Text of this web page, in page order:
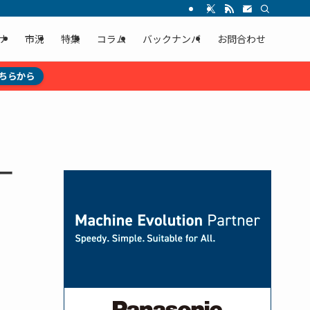
市況 特集 コラム バックナンバ お問合わせ
らから